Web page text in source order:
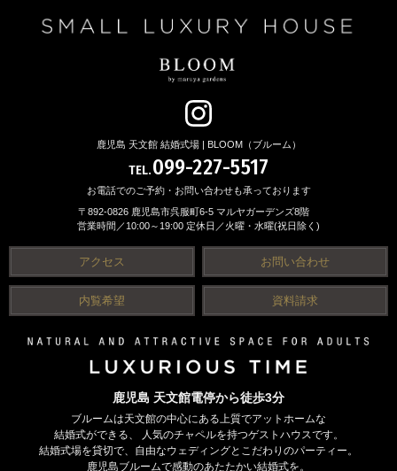
鹿児島 天文館 結婚式場 | BLOOM（ブルーム）
TEL.099-227-5517
お電話でのご予約・お問い合わせも承っております
〒892-0826 鹿児島市呉服町6-5 マルヤガーデンズ8階
営業時間／10:00～19:00 定休日／火曜・水曜(祝日除く)
アクセス お問い合わせ
内覧希望 資料請求
鹿児島 天文館電停から徒歩3分
ブルームは天文館の中心にある上質でアットホームな
結婚式ができる、
人気のチャペルを持つゲストハウスです。
結婚式場を貸切で、自由なウェディングとこだわりのパーティー。
鹿児島ブルームで感動のあたたかい結婚式を。